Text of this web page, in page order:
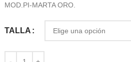
MOD.PI-MARTA ORO.
TALLA